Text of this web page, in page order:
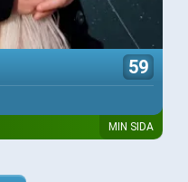
59
MIN SIDA